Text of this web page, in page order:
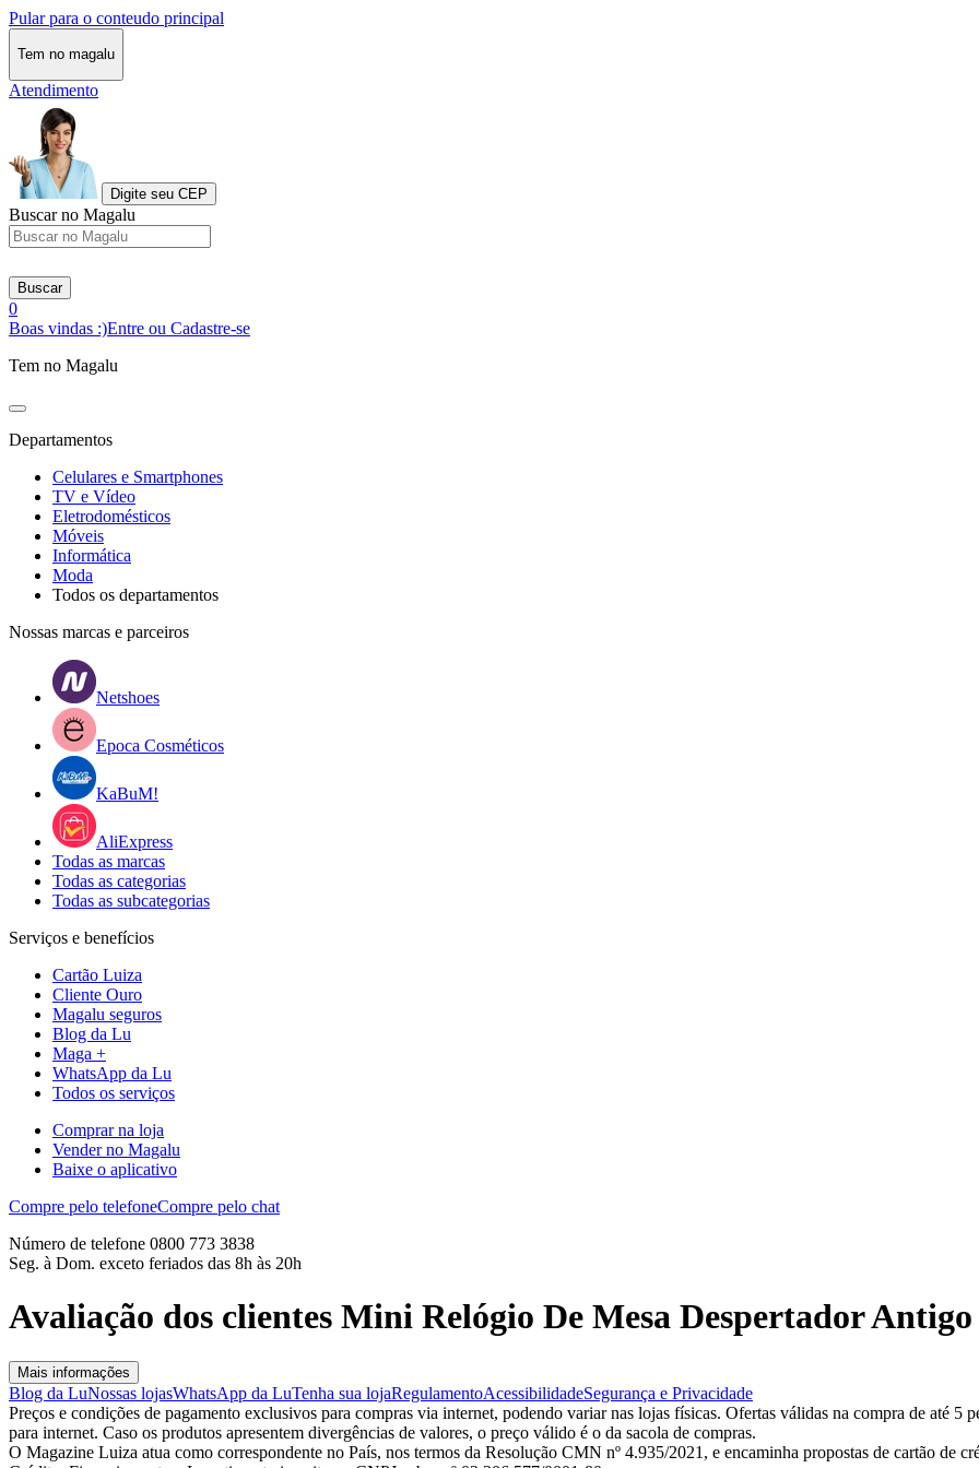
Pular para o conteudo principal
Tem no magalu
Atendimento
Digite seu CEP
Buscar no Magalu
Buscar
0
Boas vindas :)Entre ou Cadastre-se
Tem no Magalu
Departamentos
Celulares e Smartphones
TV e Vídeo
Eletrodomésticos
Móveis
Informática
Moda
Todos os departamentos
Nossas marcas e parceiros
Netshoes
Epoca Cosméticos
KaBuM!
AliExpress
Todas as marcas
Todas as categorias
Todas as subcategorias
Serviços e benefícios
Cartão Luiza
Cliente Ouro
Magalu seguros
Blog da Lu
Maga +
WhatsApp da Lu
Todos os serviços
Comprar na loja
Vender no Magalu
Baixe o aplicativo
Compre pelo telefoneCompre pelo chat
Número de telefone 0800 773 3838
Seg. à Dom. exceto feriados das 8h às 20h
Avaliação dos clientes Mini Relógio De Mesa Despertador
Mais informações
Blog da LuNossas lojasWhatsApp da LuTenha sua lojaRegulamentoAcessibilidadeSegurança e Privacidade
Preços e condições de pagamento exclusivos para compras via internet, podendo variar nas lojas físicas. Ofertas válidas na compra de até 5
para internet. Caso os produtos apresentem divergências de valores, o preço válido é o da sacola de compras.
O Magazine Luiza atua como correspondente no País, nos termos da Resolução CMN nº 4.935/2021, e encaminha propostas de cartão de